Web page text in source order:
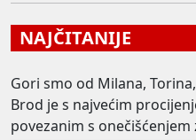
NAJČITANIJE
Gori smo od Milana,
Brod je s najvećim
povezanim s onečišćenjem